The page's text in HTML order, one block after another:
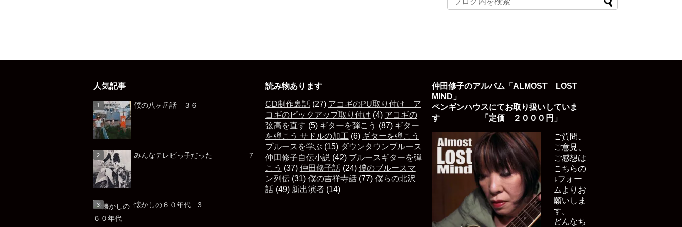
人気記事
僕の八ヶ岳話 ３６
みんなテレビっ子だった ７
懐かしの６０年代 3
読み物あります
CD制作裏話(27) アコギのPU取り付け ア
コギのピックアップ取り付け (4) アコギの
弦高を直す (5) ギターを弾こう (87) ギター
を弾こう サドルの加工 (6) ギターを弾こう
ブルースを学ぶ (15) ダウンタウンブルース
仲田修子自伝小説 (42) ブルースギターを弾
こう (37) 仲田修子話(24) 僕のブルースマ
ン列伝(31) 僕の吉祥寺話(77) 僕らの北沢
話(49) 新出演者(14)
仲田修子のアルバム「ALMOST LOST
MIND」
ペンギンハウスにてお取り扱いしていま
す 「定価 ２０００円」
ご質問、
ご意見、
ご感想は
こちらの
↓フォー
ムよりお
願いしま
す。
どんなち